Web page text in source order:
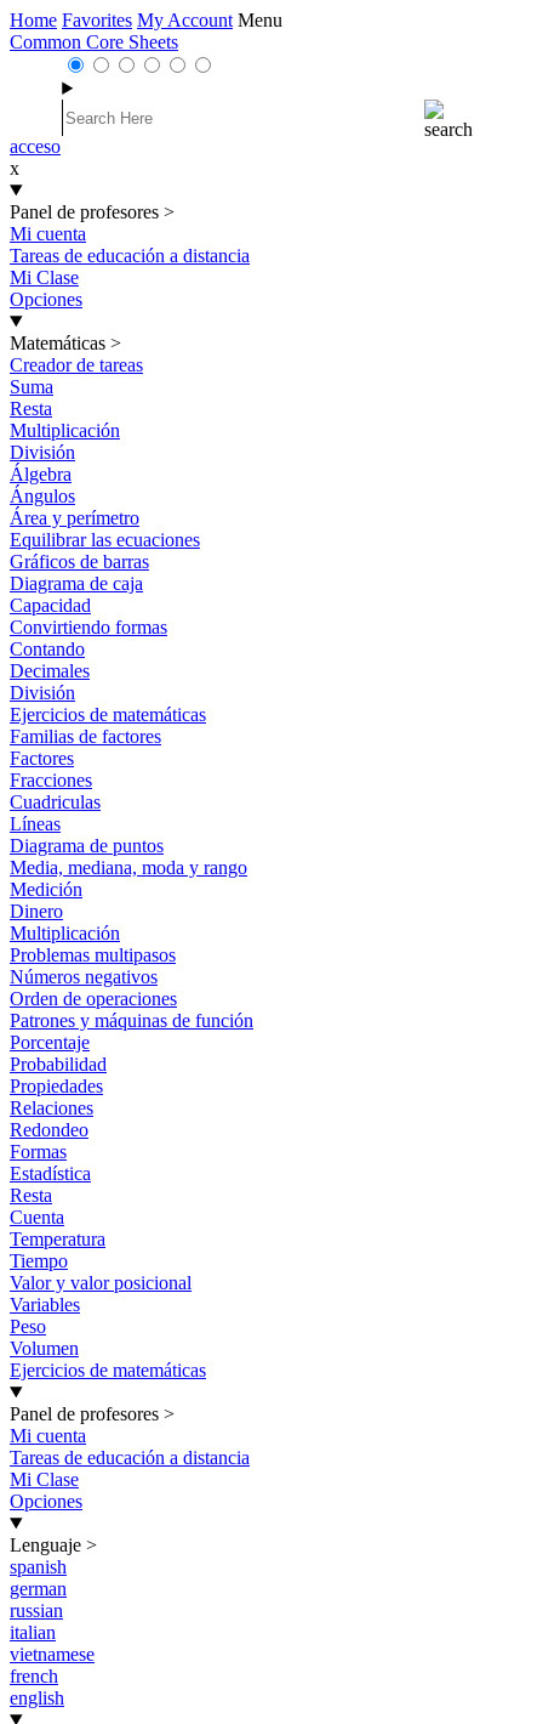
Home Favorites My Account Menu
Common Core Sheets
acceso
x
Panel de profesores >
Mi cuenta
Tareas de educación a distancia
Mi Clase
Opciones
Matemáticas >
Creador de tareas
Suma
Resta
Multiplicación
División
Álgebra
Ángulos
Área y perímetro
Equilibrar las ecuaciones
Gráficos de barras
Diagrama de caja
Capacidad
Convirtiendo formas
Contando
Decimales
División
Ejercicios de matemáticas
Familias de factores
Factores
Fracciones
Cuadriculas
Líneas
Diagrama de puntos
Media, mediana, moda y rango
Medición
Dinero
Multiplicación
Problemas multipasos
Números negativos
Orden de operaciones
Patrones y máquinas de función
Porcentaje
Probabilidad
Propiedades
Relaciones
Redondeo
Formas
Estadística
Resta
Cuenta
Temperatura
Tiempo
Valor y valor posicional
Variables
Peso
Volumen
Ejercicios de matemáticas
Panel de profesores >
Mi cuenta
Tareas de educación a distancia
Mi Clase
Opciones
Lenguaje >
spanish
german
russian
italian
vietnamese
french
english